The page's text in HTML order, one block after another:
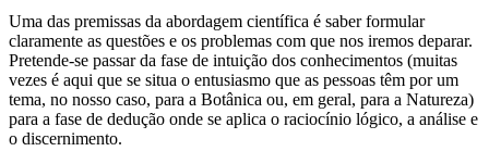
Uma das premissas da abordagem científica é saber formular
claramente as questões e os problemas com que nos iremos deparar.
Pretende-se passar da fase de intuição dos conhecimentos (muitas
vezes é aqui que se situa o entusiasmo que as pessoas têm por um
tema, no nosso caso, para a Botânica ou, em geral, para a Natureza)
para a fase de dedução onde se aplica o raciocínio lógico, a análise e
o discernimento.